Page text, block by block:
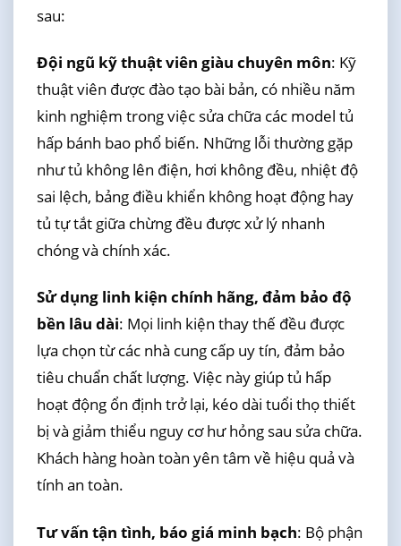
sau:
Đội ngũ kỹ thuật viên giàu chuyên môn: Kỹ
thuật viên được đào tạo bài bản, có nhiều năm
kinh nghiệm trong việc sửa chữa các model tủ
hấp bánh bao phổ biến. Những lỗi thường gặp
như tủ không lên điện, hơi không đều, nhiệt độ
sai lệch, bảng điều khiển không hoạt động hay
tủ tự tắt giữa chừng đều được xử lý nhanh
chóng và chính xác.
Sử dụng linh kiện chính hãng, đảm bảo độ
bền lâu dài: Mọi linh kiện thay thế đều được
lựa chọn từ các nhà cung cấp uy tín, đảm bảo
tiêu chuẩn chất lượng. Việc này giúp tủ hấp
hoạt động ổn định trở lại, kéo dài tuổi thọ thiết
bị và giảm thiểu nguy cơ hư hỏng sau sửa chữa.
Khách hàng hoàn toàn yên tâm về hiệu quả và
tính an toàn.
Tư vấn tận tình, báo giá minh bạch: Bộ phận